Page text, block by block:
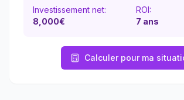
Investissement net:
8,000€
ROI:
7 ans
Calculer pour ma